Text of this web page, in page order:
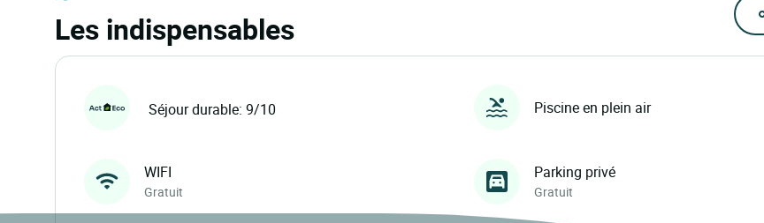
Les indispensables
Séjour durable: 9/10 Piscine en plein air
WIFI
Gratuit
Parking privé
Gratuit